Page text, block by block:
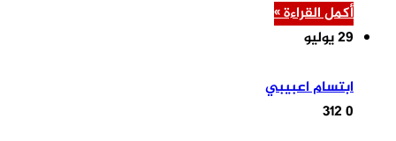
أكمل القراءة »
29 يوليو
ابتسام اعبيبي
0